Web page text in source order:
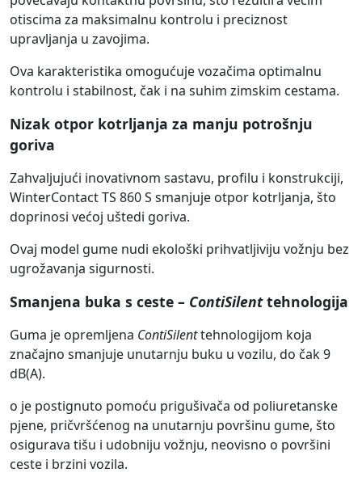
otiscima za maksimalnu kontrolu i preciznost
upravljanja u zavojima.
Ova karakteristika omogućuje vozačima optimalnu
kontrolu i stabilnost, čak i na suhim zimskim cestama.
Nizak otpor kotrljanja za manju potrošnju
goriva
Zahvaljujući inovativnom sastavu, profilu i konstrukciji,
WinterContact TS 860 S smanjuje otpor kotrljanja, što
doprinosi većoj uštedi goriva.
Ovaj model gume nudi ekološki prihvatljiviju vožnju bez
ugrožavanja sigurnosti.
Smanjena buka s ceste – ContiSilenttehnologija
Guma je opremljena ContiSilenttehnologijom koja
značajno smanjuje unutarnju buku u vozilu, do čak 9
dB(A).
o je postignuto pomoću prigušivača od poliuretanske
pjene, pričvršćenog na unutarnju površinu gume, što
osigurava tišu i udobniju vožnju, neovisno o površini
ceste i brzini vozila.